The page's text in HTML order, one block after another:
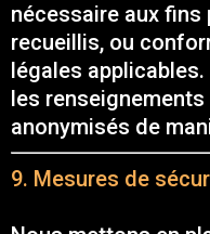
nécessaire aux
recueillis, ou
légales
les
anonymisés de
9. Mesures de